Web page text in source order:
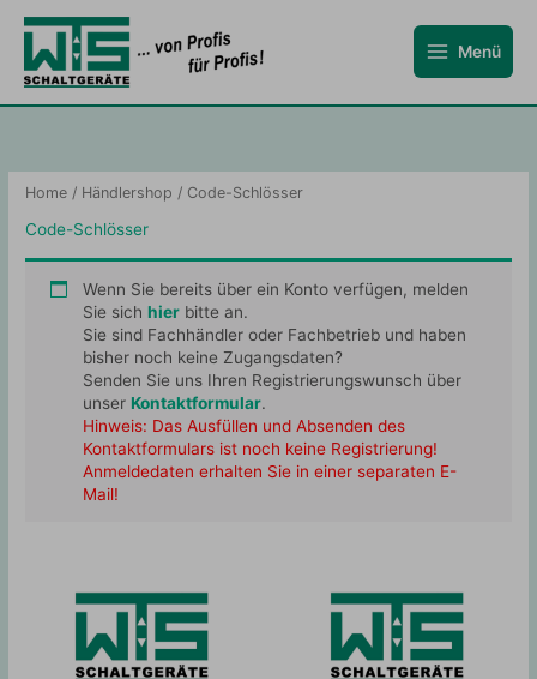
Inhalt
springen
Menü
Home / Händlershop / Code-Schlösser
Code-Schlösser
Wenn Sie bereits über ein Konto verfügen, melden
Sie sich hierbitte an.
Sie sind Fachhändler oder Fachbetrieb und haben
bisher noch keine Zugangsdaten?
Senden Sie uns Ihren Registrierungswunsch über
unser Kontaktformular.
Hinweis: Das Ausfüllen und Absenden des
Kontaktformulars ist noch keine Registrierung!
Anmeldedaten erhalten Sie in einer separaten E-
Mail!